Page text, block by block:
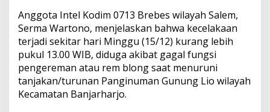
Anggota Intel Kodim 0713 Brebes wilayah Salem,
Serma Wartono, menjelaskan bahwa kecelakaan
terjadi sekitar hari Minggu (15/12) kurang lebih
pukul 13.00 WIB, diduga akibat gagal fungsi
pengereman atau rem blong saat menuruni
tanjakan/turunan Panginuman Gunung Lio wilayah
Kecamatan Banjarharjo.